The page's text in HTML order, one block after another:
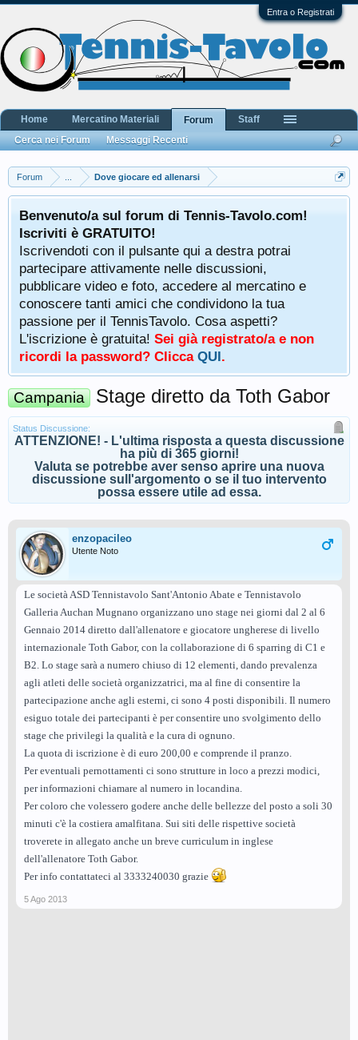
Entra o Registrati
Forum Dove giocare ed allenarsi
Benvenuto/a sul forum di Tennis-Tavolo.com!
Iscriviti è GRATUITO!
Iscrivendoti con il pulsante qui a destra potrai
partecipare attivamente nelle discussioni,
pubblicare video e foto, accedere al mercatino e
conoscere tanti amici che condividono la tua
passione per il TennisTavolo. Cosa aspetti?
L'iscrizione è gratuita! Sei già registrato/a e non
ricordi la password? Clicca QUI.
Campania Stage diretto da Toth Gabor
Status Discussione:
ATTENZIONE! - L'ultima risposta a questa discussione
ha più di 365 giorni!
Valuta se potrebbe aver senso aprire una nuova
discussione sull'argomento o se il tuo intervento
possa essere utile ad essa.
enzopacileo
Utente Noto
Le società ASD Tennistavolo Sant'Antonio Abate e Tennistavolo
Galleria Auchan Mugnano organizzano uno stage nei giorni dal 2 al 6
Gennaio 2014 diretto dall'allenatore e giocatore ungherese di livello
internazionale Toth Gabor, con la collaborazione di 6 sparring di C1 e
B2. Lo stage sarà a numero chiuso di 12 elementi, dando prevalenza
agli atleti delle società organizzatrici, ma al fine di consentire la
partecipazione anche agli esterni, ci sono 4 posti disponibili. Il numero
esiguo totale dei partecipanti è per consentire uno svolgimento dello
stage che privilegi la qualità e la cura di ognuno.
La quota di iscrizione è di euro 200,00 e comprende il pranzo.
Per eventuali pernottamenti ci sono strutture in loco a prezzi modici,
per informazioni chiamare al numero in locandina.
Per coloro che volessero godere anche delle bellezze del posto a soli 30
minuti c'è la costiera amalfitana. Sui siti delle rispettive società
troverete in allegato anche un breve curriculum in inglese
dell'allenatore Toth Gabor.
Per info contattateci al 3333240030 grazie
5 Ago 2013
Home Mercatino Materiali
Forum
Cerca nei Forum
Messaggi Recenti
Staff